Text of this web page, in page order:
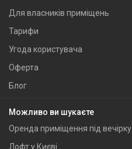
Для власників приміщень
Тарифи
Угода користувача
Оферта
Блог
Можливо ви шукаєте
Оренда приміщення під вечірку
Лофт у Києві